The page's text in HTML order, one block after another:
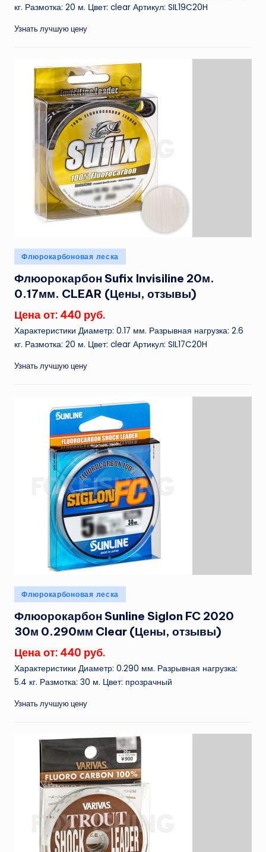
кг. Размотка: 20 м. Цвет: clear Артикул: SIL19C20H
Узнать лучшую цену
Опубликовано
в
Флюрокарбоновая леска
Флюорокарбон Sufix Invisiline 20м.
0.17мм. CLEAR (Цены, отзывы)
Цена от: 440 руб.
Характеристики Диаметр: 0.17 мм. Разрывная нагрузка: 2.6
кг. Размотка: 20 м. Цвет: clear Артикул: SIL17C20H
Узнать лучшую цену
Опубликовано
в
Флюрокарбоновая леска
Флюорокарбон Sunline Siglon FC 2020
30м 0.290мм Clear (Цены, отзывы)
Цена от: 440 руб.
Характеристики Диаметр: 0.290 мм. Разрывная нагрузка:
5.4 кг. Размотка: 30 м. Цвет: прозрачный
Узнать лучшую цену